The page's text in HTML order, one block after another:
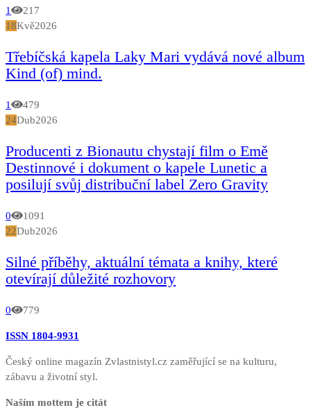
1
217
18Kvě2026
Třebíčská kapela Laky Mari vydává nové album
Kind (of) mind.
1
479
24Dub2026
Producenti z Bionautu chystají film o Emě
Destinnové i dokument o kapele Lunetic a
posilují svůj distribuční label Zero Gravity
0
1091
22Dub2026
Silné příběhy, aktuální témata a knihy, které
otevírají důležité rozhovory
0 779
ISSN 1804-9931
Český online magazín Zvlastnistyl.cz zaměřující se na kulturu,
zábavu a životní styl.
Naším mottem je citát